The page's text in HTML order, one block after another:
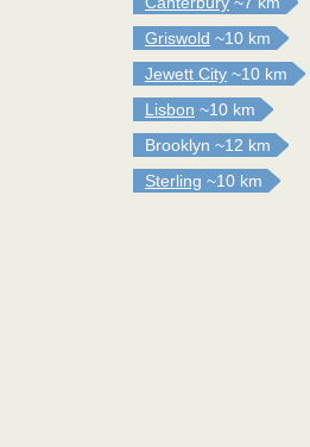
Griswold ~10 km
Jewett City ~10 km
Lisbon ~10 km
Brooklyn ~12 km
Sterling ~10 km